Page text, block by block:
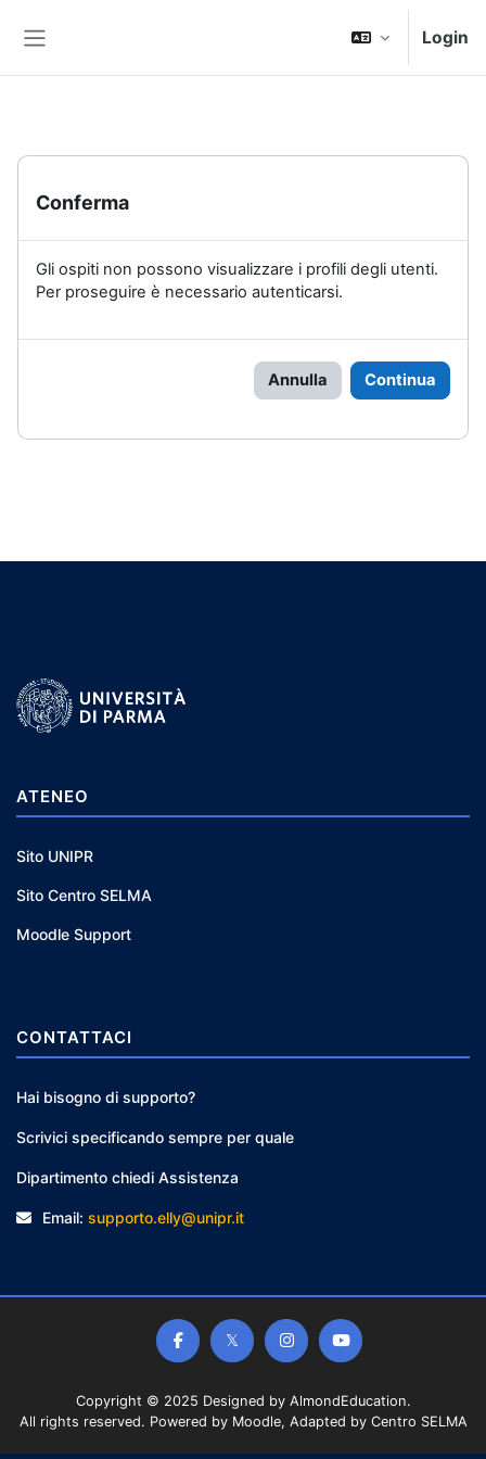
Login
Conferma
Gli ospiti non possono visualizzare i profili degli utenti.
Per proseguire è necessario autenticarsi.
Annulla Continua
ATENEO
Sito UNIPR
Sito Centro SELMA
Moodle Support
CONTATTACI
Hai bisogno di supporto?
Scrivici specificando sempre per quale
Dipartimento chiedi Assistenza
Email: supporto.elly@unipr.it
Copyright © 2025 Designed by AlmondEducation.
All rights reserved. Powered by Moodle, Adapted by Centro SELMA